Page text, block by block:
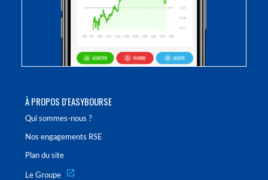
À PROPOS D'EASYBOURSE
Qui sommes-nous ?
Nos engagements RSE
Plan du site
Le Groupe